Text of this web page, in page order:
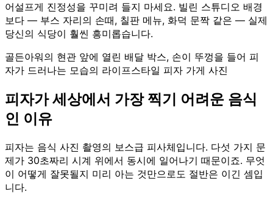
어설프게 진정성을 꾸미려 들지 마세요. 빌린 스튜디오 배경
보다 — 부스 자리의 손때, 칠판 메뉴, 화덕 문짝 같은 — 실제
당신의 식당이 훨씬 흥미롭습니다.
골든아워의 현관 앞에 열린 배달 박스, 손이 뚜껑을 들어 피
자가 드러나는 모습의 라이프스타일 피자 가게 사진
피자가 세상에서 가장 찍기 어려운 음식
인 이유
피자는 음식 사진 촬영의 보스급 피사체입니다. 다섯 가지 문
제가 30초짜리 시계 위에서 동시에 일어나기 때문이죠. 무엇
이 어떻게 잘못될지 미리 아는 것만으로도 절반은 이긴 셈입
니다.